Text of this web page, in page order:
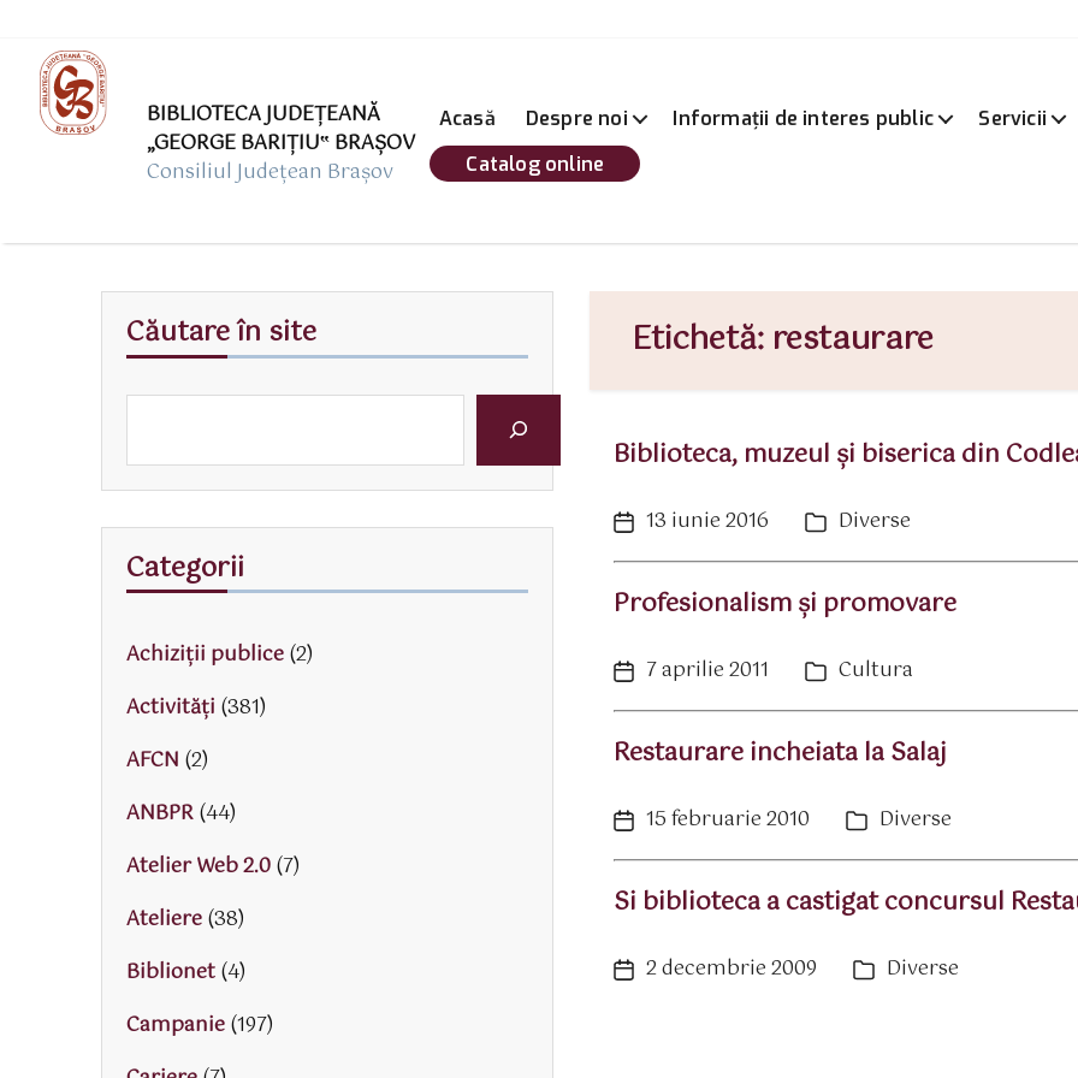
BIBLIOTECA JUDEȚEANĂ
„GEORGE BARIŢIU‟ BRAŞOV
Consiliul Județean Brașov
Acasă Despre noi Informații de interes public Servicii
Catalog online
Etichetă: restaurare
Biblioteca, muzeul şi biserica din
Dată
articol
13 iunie 2016 Categorii
Diverse
Profesionalism şi promovare
Dată
articol
7 aprilie 2011 Categorii
Cultura
Restaurare incheiata la Salaj
Dată
articol
15 februarie 2010 Categorii
Diverse
Si biblioteca a castigat concursul
Dată2 decembrie 2009 Categorii
Diverse
Căutare în site
Categorii
Achiziții publice(2)
Activităţi (381)
AFCN (2)
ANBPR(44)
Atelier Web 2.0(7)
Ateliere(38)
Biblionet(4)
Campanie(197)